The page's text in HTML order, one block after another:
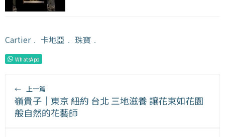
Cartier﹒ 卡地亞 ﹒ 珠寶 ﹒
WhatsApp
← 上一篇
嶺貴子｜東京 紐約 台北 三地滋養 讓花束如花園
般自然的花藝師